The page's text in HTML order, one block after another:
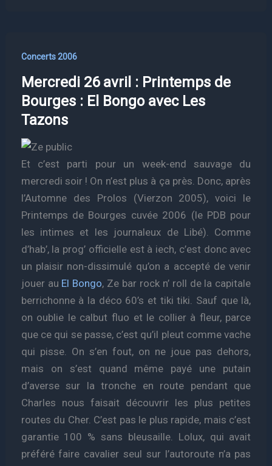
Concerts 2006
Mercredi 26 avril : Printemps de
Bourges : El Bongo avec Les
Tazons
Et c’est parti pour un week-end sauvage du
mercredi soir ! On n’est plus à ça près. Donc, après
l’Automne des Prolos (Vierzon 2005), voici le
Printemps de Bourges cuvée 2006 (le PDB pour
les intimes et les journaleux de Libé). Comme
d’hab’, la prog’ officielle est à iech, c’est donc avec
un plaisir non-dissimulé qu’on a accepté de venir
jouer au El Bongo, Ze bar rock n’ roll de la capitale
berrichonne à la déco 60’s et tiki tiki. Sauf que là,
on oublie le calbut fluo et le collier à fleur, parce
que ce qui se passe, c’est qu’il pleut comme vache
qui pisse. On s’en fout, on ne joue pas dehors,
mais on s’est quand même payé une putain
d’averse sur la tronche en route pendant que
Charles nous faisait découvrir les plus petites
routes du Cher. C’est pas le plus rapide, mais c’est
garantie 100 % sans bleusaille. Lolux, qui avait
préféré faire cavalier seul sur l’autoroute n’a pas